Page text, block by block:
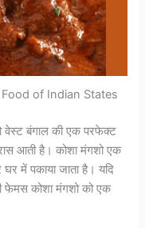
Food of Indian States
वेस्ट बंगाल की एक परफेक्ट
आती है। कोशा मंगशो एक
में पकाया जाता है। यदि
फेमस कोशा मंगशो को एक